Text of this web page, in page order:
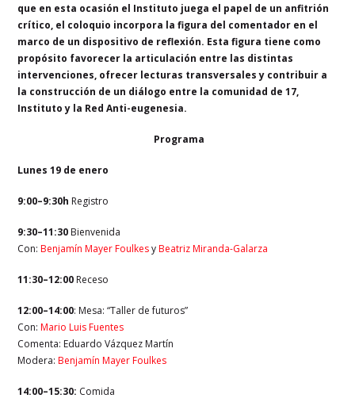
que en esta ocasión el Instituto juega el papel de un anfitrión
crítico, el coloquio incorpora la figura del comentador en el
marco de un dispositivo de reflexión. Esta figura tiene como
propósito favorecer la articulación entre las distintas
intervenciones, ofrecer lecturas transversales y contribuir a
la construcción de un diálogo entre la comunidad de 17,
Instituto y la Red Anti-eugenesia.
Programa
Lunes 19 de enero
9:00–9:30h Registro
9:30–11:30 Bienvenida
Con:Benjamín Mayer FoulkesyBeatriz Miranda-Galarza
11:30–12:00 Receso
12:00–14:00: Mesa: “Taller de futuros”
Con:Mario Luis Fuentes
Comenta: Eduardo Vázquez Martín
Modera:Benjamín Mayer Foulkes
14:00–15:30: Comida